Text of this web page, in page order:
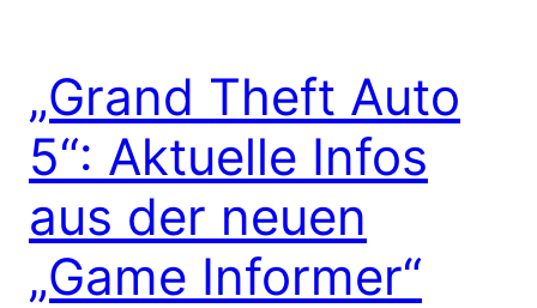
„Grand Theft Auto
5“: Aktuelle Infos
aus der neuen
„Game Informer“